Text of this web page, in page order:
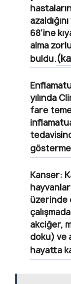
68’ine
alma
buldu.
yılında
fare
Kanser:
üzerinde
akciğer,
doku) ve
hayatta